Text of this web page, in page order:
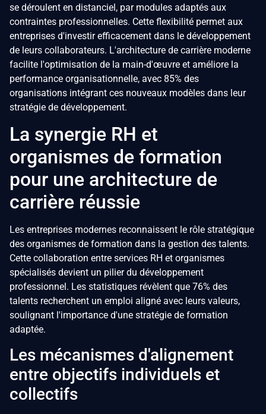
se déroulent en distanciel, par modules adaptés aux
contraintes professionnelles. Cette flexibilité permet aux
entreprises d'investir efficacement dans le développement
de leurs collaborateurs. L'architecture de carrière moderne
facilite l'optimisation de la main-d'œuvre et améliore la
performance organisationnelle, avec 85% des
organisations intégrant ces nouveaux modèles dans leur
stratégie de développement.
La synergie RH et
organismes de formation
pour une architecture de
carrière réussie
Les entreprises modernes reconnaissent le rôle stratégique
des organismes de formation dans la gestion des talents.
Cette collaboration entre services RH et organismes
spécialisés devient un pilier du développement
professionnel. Les statistiques révèlent que 76% des
talents recherchent un emploi aligné avec leurs valeurs,
soulignant l'importance d'une stratégie de formation
adaptée.
Les mécanismes d'alignement
entre objectifs individuels et
collectifs